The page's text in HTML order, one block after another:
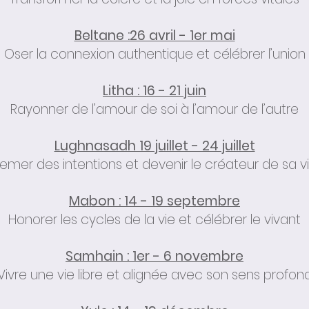
Beltane :26 avril - 1er mai
Oser la connexion authentique et célébrer l’union
Litha : 16 - 21 juin
Rayonner de l’amour de soi à l’amour de l’autre
Lughnasadh 19 juillet - 24 juillet
des intentions et devenir le créateur de sa
Mabon : 14 - 19 septembre
Honorer les cycles de la vie et célébrer le vivant
Samhain : 1er - 6 novembre
une vie libre et alignée avec son sens